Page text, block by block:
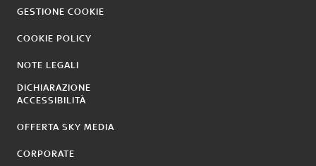
GESTIONE COOKIE
COOKIE POLICY
NOTE LEGALI
DICHIARAZIONE
ACCESSIBILITÀ
OFFERTA SKY MEDIA
CORPORATE